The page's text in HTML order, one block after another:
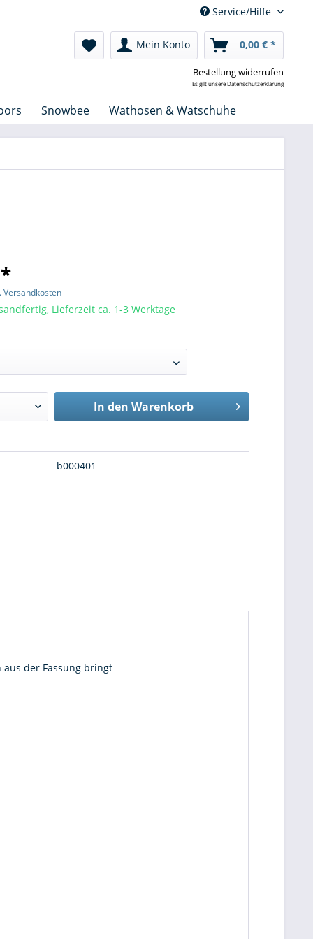
Service/Hilfe
Mein Konto 0,00 € *
Bestellung widerrufen
Es gilt unsereDatenschutzerklärung
Snowbee Wathosen & Watschuhe
Versandkosten
Lieferzeit ca. 1-3 Werktage
In den Warenkorb
b000401
der Fassung bringt